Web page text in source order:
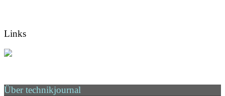
Links
Über technikjournal